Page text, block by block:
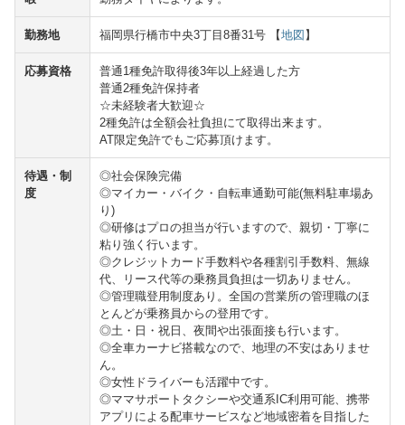
勤務地 福岡県行橋市中央3丁目8番31号 【地図】
応募資格
普通1種免許取得後3年以上経過した方
普通2種免許保持者
☆未経験者大歓迎☆
2種免許は全額会社負担にて取得出来ます。
AT限定免許でもご応募頂けます。
待遇・制
度
◎社会保険完備
◎マイカー・バイク・自転車通勤可能(無料駐車場あ
り)
◎研修はプロの担当が行いますので、親切・丁寧に
粘り強く行います。
◎クレジットカード手数料や各種割引手数料、無線
代、リース代等の乗務員負担は一切ありません。
◎管理職登用制度あり。全国の営業所の管理職のほ
とんどが乗務員からの登用です。
◎土・日・祝日、夜間や出張面接も行います。
◎全車カーナビ搭載なので、地理の不安はありませ
ん。
◎女性ドライバーも活躍中です。
◎ママサポートタクシーや交通系IC利用可能、携帯
アプリによる配車サービスなど地域密着を目指した